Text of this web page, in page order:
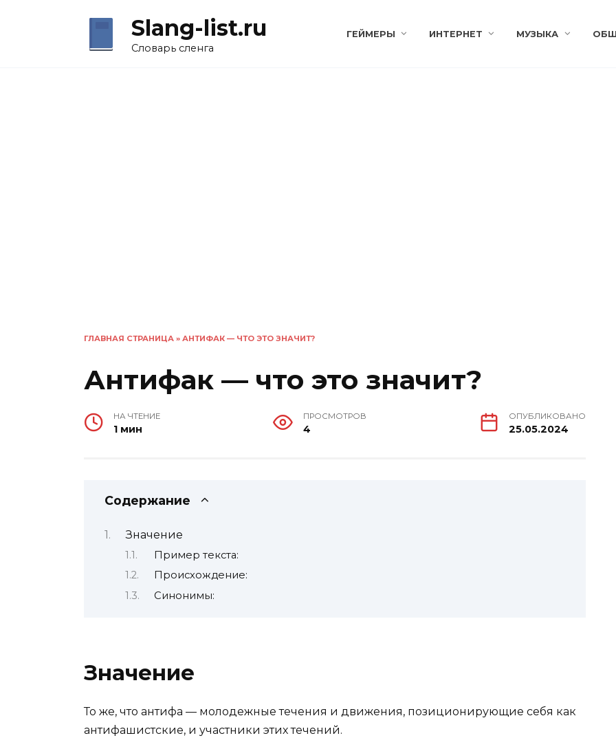
Slang-list.ru
Словарь сленга
ГЕЙМЕРЫ ИНТЕРНЕТ МУЗЫКА
ГЛАВНАЯ СТРАНИЦА » АНТИФАК — ЧТО ЭТО ЗНАЧИТ?
Антифак — что это значит?
НА ЧТЕНИЕ
1 мин
ПРОСМОТРОВ
4
ОПУБЛИКОВАНО
25.05.2024
Содержание
Значение
Пример текста:
Происхождение:
Синонимы:
Значение
То же, что антифа — молодежные течения и движения, позиционирующие себя как
антифашистские, и участники этих течений.